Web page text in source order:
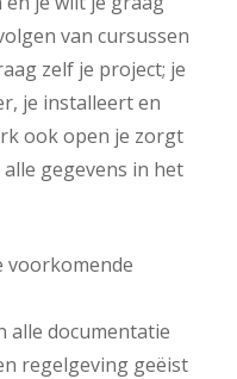
van cursussen
zelf je project; je
je installeert en
ook open je zorgt
gegevens in het
voorkomende
alle documentatie
regelgeving geëist